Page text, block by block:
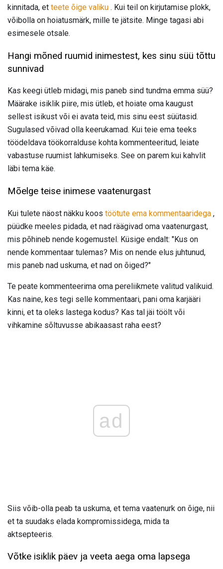
kinnitada, et teete õige valiku . Kui teil on kirjutamise plokk,
võibolla on hoiatusmärk, mille te jätsite. Minge tagasi abi
esimesele otsale.
Hangi mõned ruumid inimestest, kes sinu süü tõttu
sunnivad
Kas keegi ütleb midagi, mis paneb sind tundma emma süü?
Määrake isiklik piire, mis ütleb, et hoiate oma kaugust
sellest isikust või ei avata teid, mis sinu eest süütasid.
Sugulased võivad olla keerukamad. Kui teie ema teeks
töödeldava töökorralduse kohta kommenteeritud, leiate
vabastuse ruumist lahkumiseks. See on parem kui kahvlit
läbi tema käe.
Mõelge teise inimese vaatenurgast
Kui tulete näost näkku koos töötute ema kommentaaridega ,
püüdke meeles pidada, et nad räägivad oma vaatenurgast,
mis põhineb nende kogemustel. Küsige endalt: "Kus on
nende kommentaar tulemas? Mis on nende elus juhtunud,
mis paneb nad uskuma, et nad on õiged?"
Te peate kommenteerima oma pereliikmete valitud valikuid.
Kas naine, kes tegi selle kommentaari, pani oma karjääri
kinni, et ta oleks lastega kodus? Kas tal jäi töölt või
vihkamine sõltuvusse abikaasast raha eest?
ad
Siis võib-olla peab ta uskuma, et tema vaatenurk on õige, nii
et ta suudaks elada kompromissidega, mida ta
aktsepteeris.
Võtke isiklik päev ja veeta aega oma lapsega